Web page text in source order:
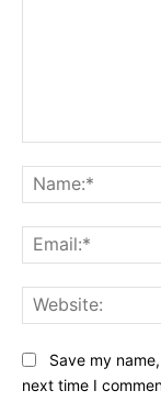
Save my
next time I